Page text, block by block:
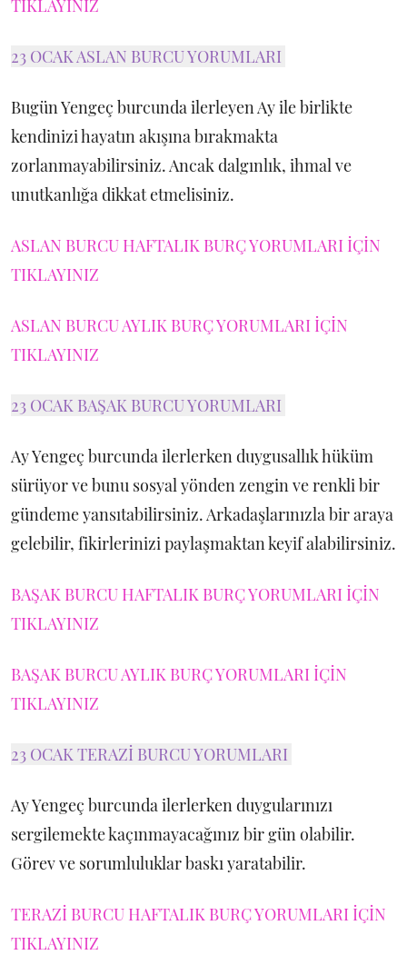
TIKLAYINIZ
23 OCAK ASLAN BURCU YORUMLARI
Bugün Yengeç burcunda ilerleyen Ay ile birlikte
kendinizi hayatın akışına bırakmakta
zorlanmayabilirsiniz. Ancak dalgınlık, ihmal ve
unutkanlığa dikkat etmelisiniz.
ASLAN BURCU HAFTALIK BURÇ YORUMLARI İÇİN
TIKLAYINIZ
ASLAN BURCU AYLIK BURÇ YORUMLARI İÇİN
TIKLAYINIZ
23 OCAK BAŞAK BURCU YORUMLARI
Ay Yengeç burcunda ilerlerken duygusallık hüküm
sürüyor ve bunu sosyal yönden zengin ve renkli bir
gündeme yansıtabilirsiniz. Arkadaşlarınızla bir araya
gelebilir, fikirlerinizi paylaşmaktan keyif alabilirsiniz.
BAŞAK BURCU HAFTALIK BURÇ YORUMLARI İÇİN
TIKLAYINIZ
BAŞAK BURCU AYLIK BURÇ YORUMLARI İÇİN
TIKLAYINIZ
23 OCAK TERAZİ BURCU YORUMLARI
Ay Yengeç burcunda ilerlerken duygularınızı
sergilemekte kaçınmayacağınız bir gün olabilir.
Görev ve sorumluluklar baskı yaratabilir.
TERAZİ BURCU HAFTALIK BURÇ YORUMLARI İÇİN
TIKLAYINIZ